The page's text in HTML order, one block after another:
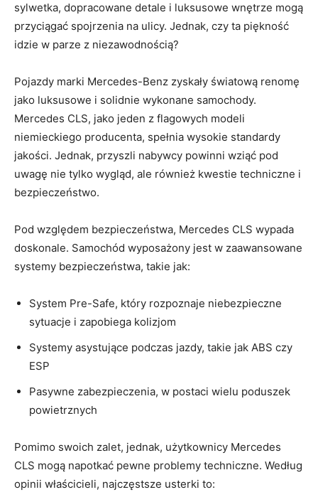
sylwetka, ⁤dopracowane ​detale i ⁣luksusowe wnętrze mogą
‍przyciągać spojrzenia⁣ na ulicy. Jednak,‌ czy ta piękność
idzie w‍ parze z niezawodnością?
Pojazdy marki ‍Mercedes-Benz⁢ zyskały światową renomę
jako luksusowe i solidnie wykonane samochody.
Mercedes CLS, jako jeden ⁢z flagowych modeli
⁤niemieckiego producenta, spełnia wysokie standardy
jakości. Jednak, przyszli ​nabywcy⁣ powinni wziąć pod
‍uwagę​ nie tylko ⁤wygląd, ale również kwestie techniczne i
‍bezpieczeństwo.
Pod względem bezpieczeństwa, Mercedes ‍CLS wypada
doskonale. Samochód wyposażony jest ⁢w ‍zaawansowane
systemy bezpieczeństwa, ⁤takie jak:
System Pre-Safe, który rozpoznaje niebezpieczne⁢
sytuacje i‍ zapobiega kolizjom
Systemy asystujące podczas jazdy,‌ takie jak ABS czy
ESP
Pasywne ⁢zabezpieczenia, w postaci wielu poduszek
⁢powietrznych
Pomimo swoich zalet, ​jednak, użytkownicy Mercedes
CLS mogą ​napotkać ⁤pewne‌ problemy techniczne.⁣ Według
opinii właścicieli, najczęstsze usterki ‍to: